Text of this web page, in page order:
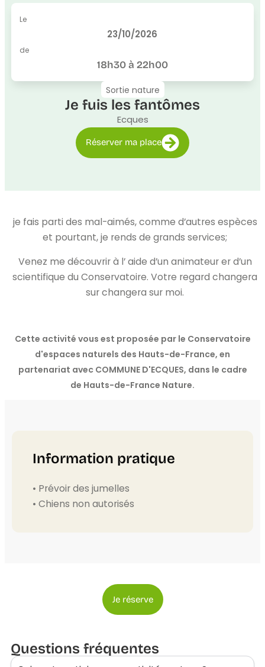
Le
23/10/2026
de
18h30 à 22h00
Sortie nature
Je fuis les fantômes
Ecques
Réserver ma place
je fais parti des mal-aimés, comme d’autres espèces
et pourtant, je rends de grands services;
Venez me découvrir à l’ aide d’un animateur er d’un
scientifique du Conservatoire. Votre regard changera
sur changera sur moi.
Cette activité vous est proposée par le Conservatoire
d'espaces naturels des Hauts-de-France, en
partenariat avec COMMUNE D'ECQUES, dans le cadre
de Hauts-de-France Nature.
Information pratique
• Prévoir des jumelles
• Chiens non autorisés
Je réserve
Questions fréquentes